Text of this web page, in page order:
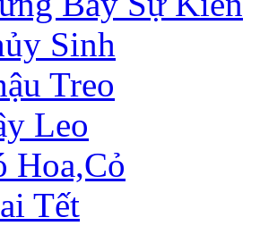
Sinh
Treo
Leo
Hoa,Cỏ
Tết